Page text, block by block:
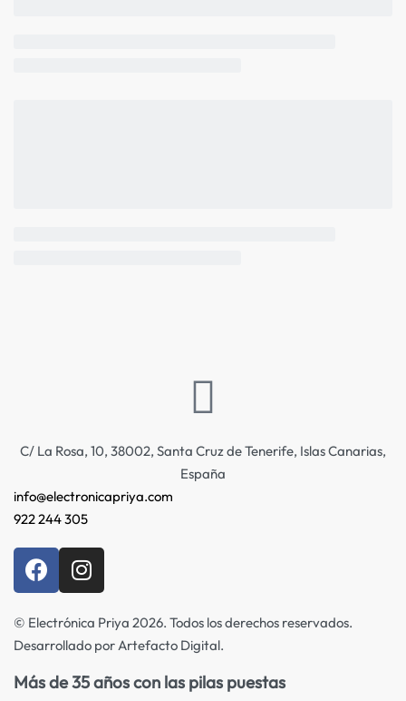
C/ La Rosa, 10, 38002, Santa Cruz de Tenerife, Islas Canarias,
España
info@electronicapriya.com
922 244 305
© Electrónica Priya 2026. Todos los derechos reservados.
Desarrollado por Artefacto Digital.
Más de 35 años con las pilas puestas